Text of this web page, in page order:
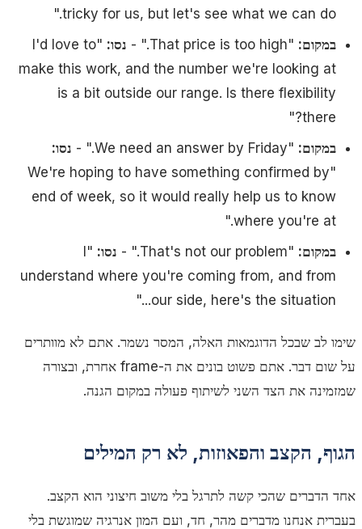
tricky for us, but let's see what we can do."
במקום: "That price is too high."
- נסו:
"I'd love to
make this work, and the number we're looking at
is a bit outside our range. Is there flexibility
there?"
במקום: "We need an answer by Friday."
- נסו:
"We're hoping to have something confirmed by
end of week, so it would really help us to know
where you're at."
במקום: "That's not our problem."
- נסו:
"I
understand where you're coming from, and from
our side, here's the situation..."
שימו לב שבכל הדוגמאות האלה, המסר נשמר. אתם לא מוותרים
על שום דבר. אתם פשוט בונים את ה-frame אחרת, ובצורה
שמזמינה את הצד השני לשיתוף פעולה במקום הגנה.
הגוף, הקצב והפאוזות, לא רק המילים
אחד הדברים שהכי קשה לתרגל בלי משוב חיצוני הוא הקצב.
בעברית אנחנו מדברים מהר, חד, ועם המון אנרגיה שמוגשת בלי